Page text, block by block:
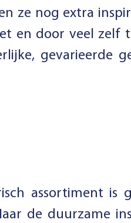
ze nog extra
en door veel zelf
gevarieerde
assortiment is
de duurzame